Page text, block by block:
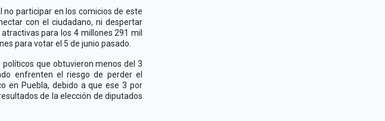
participar en los comicios de este
con el ciudadano, ni despertar
para los 4 millones 291 mil
para votar el 5 de junio pasado.
que obtuvieron menos del 3
enfrenten el riesgo de perder el
en Puebla, debido a que ese 3 por
de la elección de diputados